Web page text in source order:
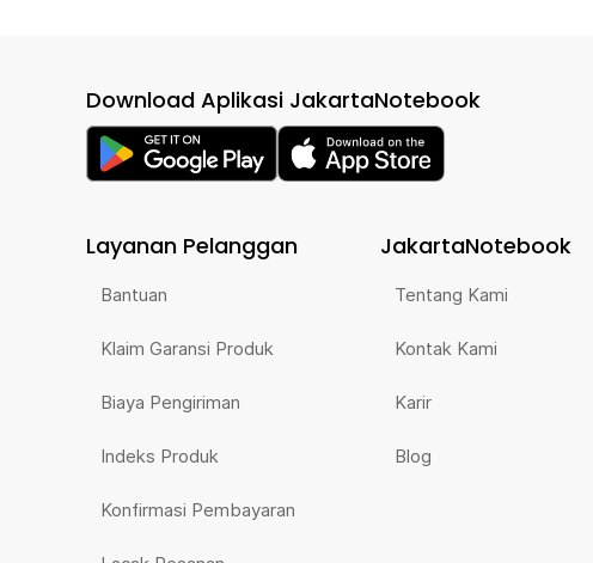
Download Aplikasi JakartaNotebook
Layanan Pelanggan
Bantuan
Klaim Garansi Produk
Biaya Pengiriman
Indeks Produk
Konfirmasi Pembayaran
JakartaNotebook
Tentang Kami
Kontak Kami
Karir
Blog